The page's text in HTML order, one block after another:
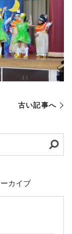
古い記事へ
カイブ